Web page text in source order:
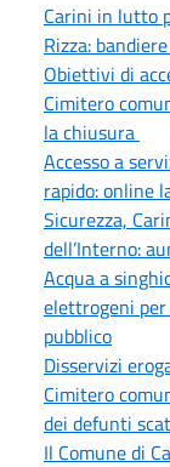
Carini in lutto
Rizza:
Obiettivi di
Cimitero
la chiusura
Accesso a
rapido: online
Sicurezza,
dell’Interno:
Acqua a
elettrogeni
pubblico
Disservizi
Cimitero
dei defunti
Il Comune di